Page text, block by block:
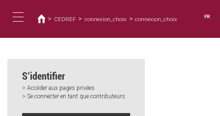
contenu
navigation
êtes
ici
> CEDREF > connexion_choix > connexion_choix FR
S’identifier
> Accéder aux pages privées
> Se connecter en tant que contributeurs